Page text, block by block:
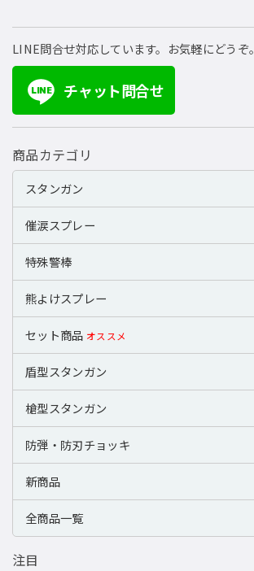
LINE問合せ対応しています。お気軽にどうぞ。
LINE チャット問合せ
商品カテゴリ
スタンガン
催涙スプレー
特殊警棒
熊よけスプレー
セット商品 オススメ
盾型スタンガン
槍型スタンガン
防弾・防刃チョッキ
新商品
全商品一覧
注目